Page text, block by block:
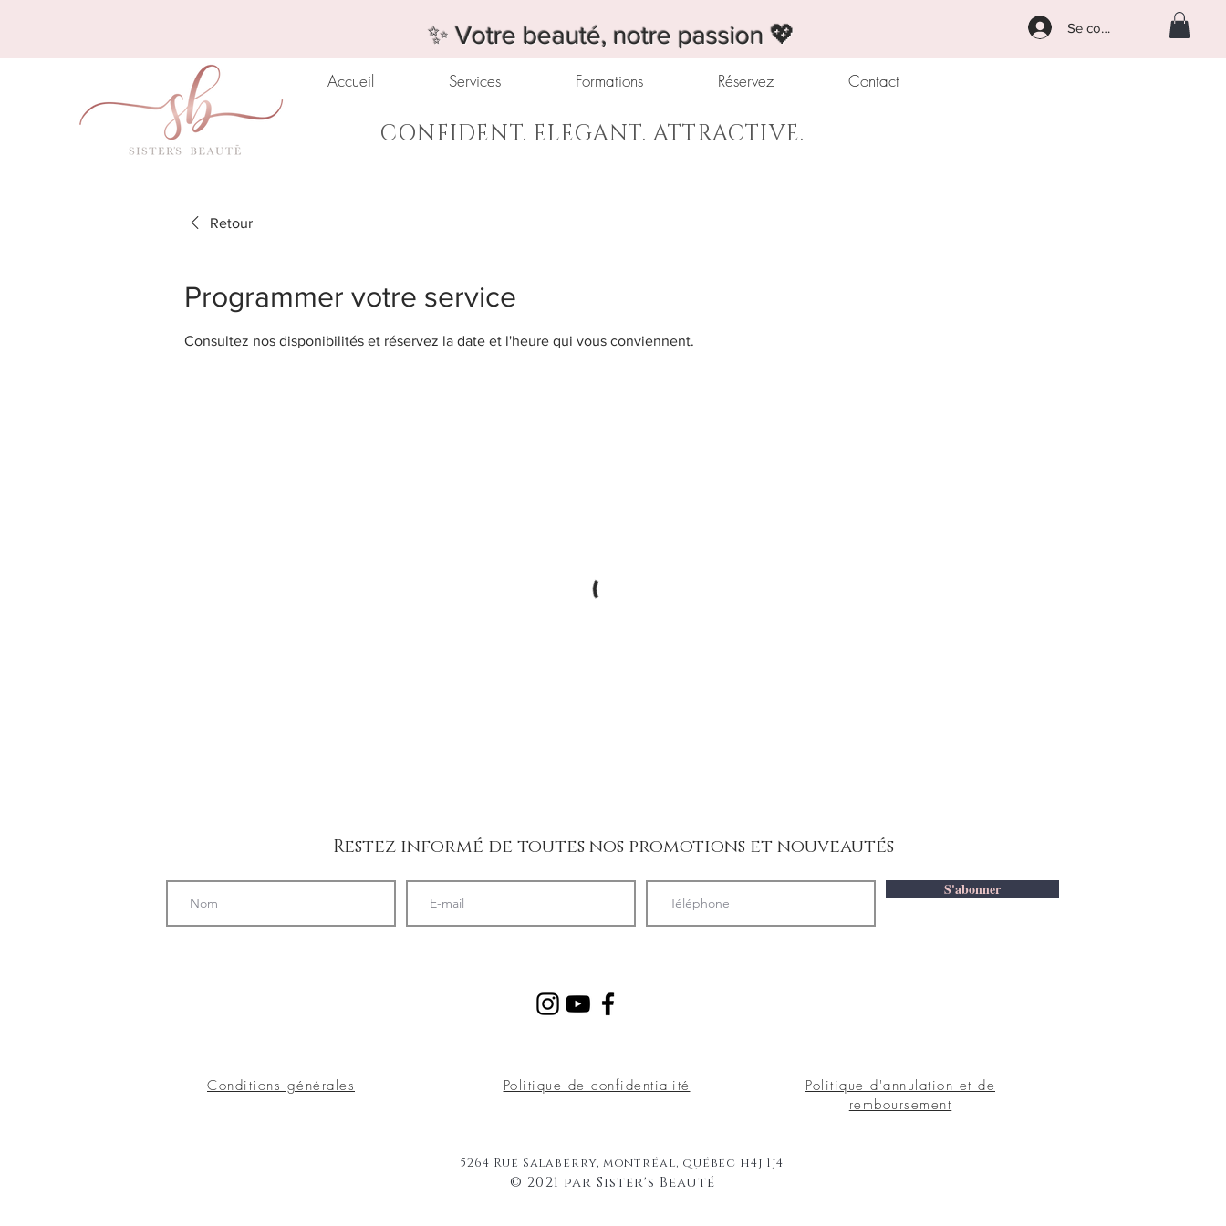
✨ Votre beauté, notre passion 💖 Se connecter
Accueil Services Formations Réservez Contact
CONFIDENT. ELEGANT. ATTRACTIVE.
Retour
Programmer votre service
Consultez nos disponibilités et réservez la date et l'heure qui vous conviennent.
Restez informé de toutes nos promotions et nouveautés
S'abonner
Conditions générales Politique de confidentialité
Politique d'annulation et de
remboursement
5264 Rue Salaberry, montréal, québec h4j 1j4
© 2021 par Sister's Beauté